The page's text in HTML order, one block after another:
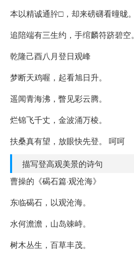
本以精诚通肸□，却来磅礴看曈昽。
追陪端有三生约，手绾麟符跻碧空。
乾隆己酉八月登日观峰
梦断天鸡喔，起看旭日升。
遥闻青海沸，瞥见彩云腾。
烂锦飞千丈，金波涌万棱。
扶桑真有望，放眼快先登。 呵呵
描写登高观美景的诗句
曹操的《碣石篇·观沧海》
东临碣石，以观沧海。
水何澹澹，山岛竦峙。
树木丛生，百草丰茂。